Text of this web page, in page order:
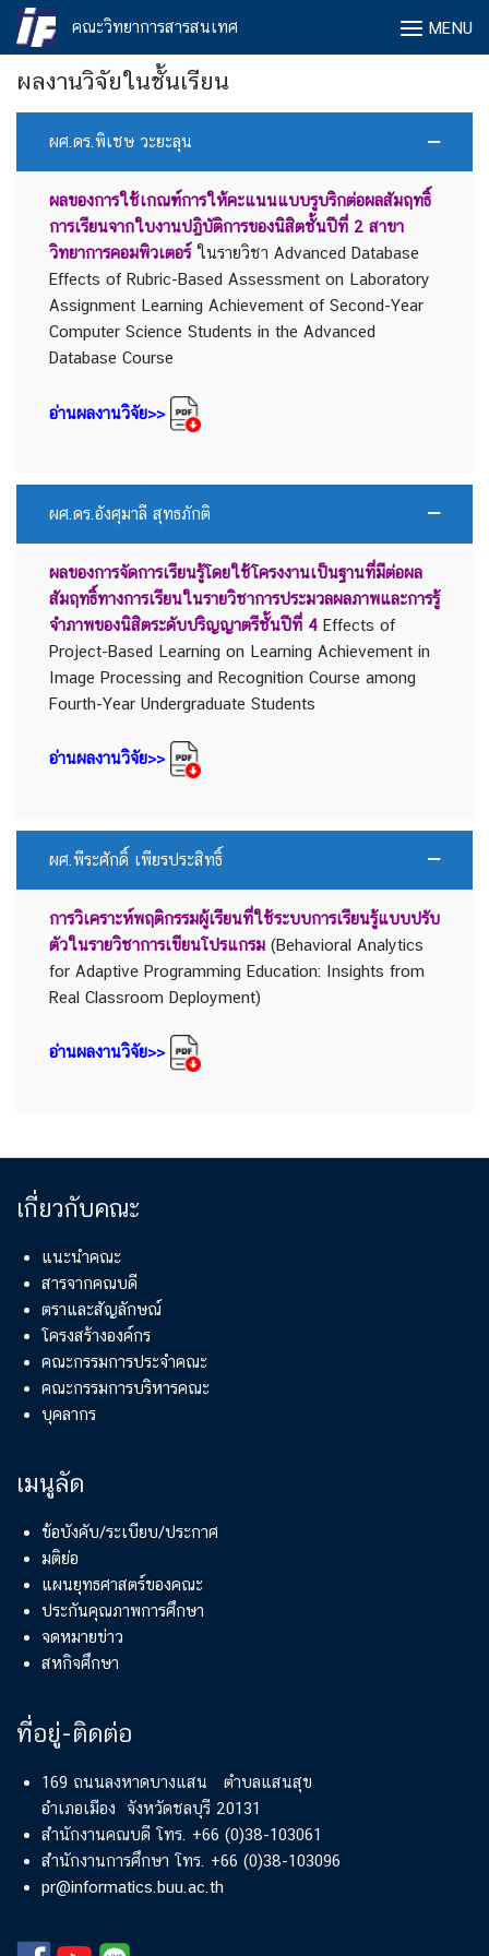
Skip
คณะวิทยาการสารสนเทศ MENU
ผลงานวิจัยในชั้นเรียน
ผศ.ดร.พิเชษ วะยะลุน
ผลของการใช้เกณฑ์การให้คะแนนแบบรูบริกต่อผลสัมฤทธิ์
การเรียนจากใบงานปฏิบัติการของนิสิตชั้นปีที่ 2 สาขา
วิทยาการคอมพิวเตอร์ ในรายวิชา Advanced Database
Effects of Rubric-Based Assessment on Laboratory
Assignment Learning Achievement of Second-Year
Computer Science Students in the Advanced
Database Course
อ่านผลงานวิจัย>>
ผศ.ดร.อังศุมาลี สุทธภักติ
ผลของการจัดการเรียนรู้โดยใช้โครงงานเป็นฐานที่มีต่อผล
สัมฤทธิ์ทางการเรียนในรายวิชาการประมวลผลภาพและการรู้
จำภาพของนิสิตระดับปริญญาตรีชั้นปีที่ 4 Effects of
Project-Based Learning on Learning Achievement in
Image Processing and Recognition Course among
Fourth-Year Undergraduate Students
อ่านผลงานวิจัย>>
ผศ.พีระศักดิ์ เพียรประสิทธิ์
การวิเคราะห์พฤติกรรมผู้เรียนที่ใช้ระบบการเรียนรู้แบบปรับ
ตัวในรายวิชาการเขียนโปรแกรม (Behavioral Analytics
for Adaptive Programming Education: Insights from
Real Classroom Deployment)
อ่านผลงานวิจัย>>
เกี่ยวกับคณะ
แนะนำคณะ
สารจากคณบดี
ตราและสัญลักษณ์
โครงสร้างองค์กร
คณะกรรมการประจำคณะ
คณะกรรมการบริหารคณะ
บุคลากร
เมนูลัด
ข้อบังคับ/ระเบียบ/ประกาศ
มติย่อ
แผนยุทธศาสตร์ของคณะ
ประกันคุณภาพการศึกษา
จดหมายข่าว
สหกิจศึกษา
ที่อยู่-ติดต่อ
169 ถนนลงหาดบางแสน ตำบลแสนสุข
อำเภอเมือง จังหวัดชลบุรี 20131
สำนักงานคณบดี โทร. +66 (0)38-103061
สำนักงานการศึกษา โทร. +66 (0)38-103096
pr@informatics.buu.ac.th